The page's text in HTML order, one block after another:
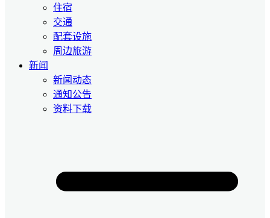
住宿
交通
配套设施
周边旅游
新闻
新闻动态
通知公告
资料下载